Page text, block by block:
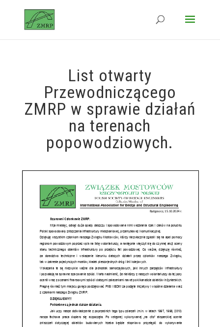
List otwarty
Przewodniczącego
ZMRP w sprawie działań
na terenach
popowodziowych.